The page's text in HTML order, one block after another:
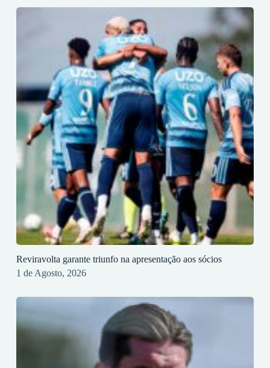
Reviravolta garante triunfo na apresentação aos sócios
1 de Agosto, 2026